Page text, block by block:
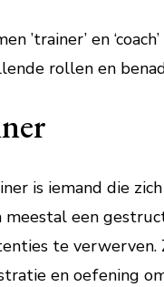
’trainer’ en
rollen en
is iemand die
meestal een
te verwerven.
en oefening